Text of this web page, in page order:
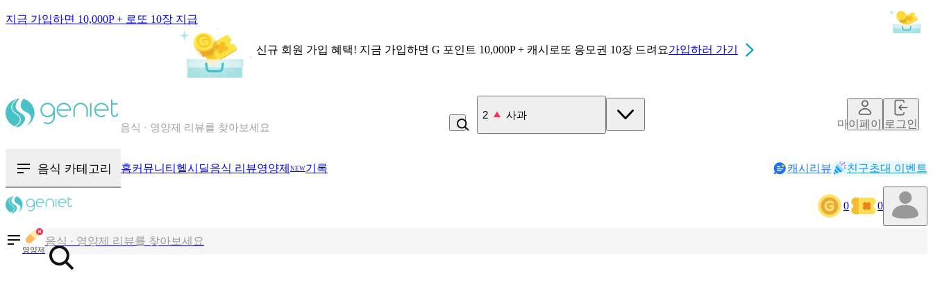
지금 가입하면 10,000P + 로또 10장 지급
신규 회원 가입 혜택! 지금 가입하면 G 포인트 10,000P + 캐시로또 응모권 10장 드려요가입하러 가기
칼로리와 영양성분을 검색해보세요
3 잡곡밥
마이페이지로그인
음식 카테고리 홈커뮤니티 헬시딜음식 리뷰영양제 NEW기록 캐시리뷰 친구초대 이벤트
0 0
영양제
칼로리와 영양성분을 검색해보세요
혈당 · 다이어트 음식 검색해보세요